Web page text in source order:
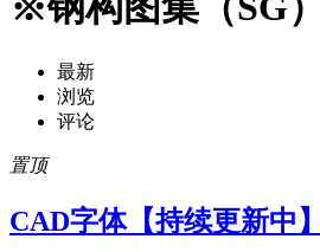
最新
浏览
评论
置顶
CAD字体【持续更新中】